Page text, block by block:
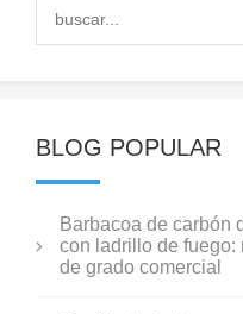
BLOG POPULAR
Barbacoa de carbón
con ladrillo de fuego:
de grado comercial